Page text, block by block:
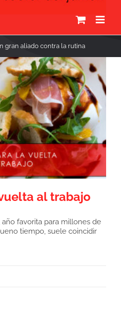
gran aliado contra la rutina
al trabajo
favorita para millones de
tiempo, suele coincidir